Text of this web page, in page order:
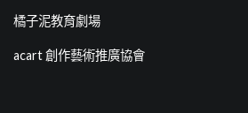
橘子泥教育劇場
acart 創作藝術推廣協會